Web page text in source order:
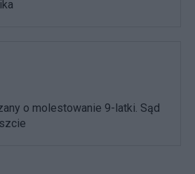
o molestowanie 9-latki. Sąd